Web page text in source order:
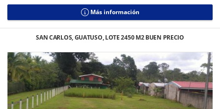
Más información
SAN CARLOS, GUATUSO, LOTE 2450 M2 BUEN PRECIO